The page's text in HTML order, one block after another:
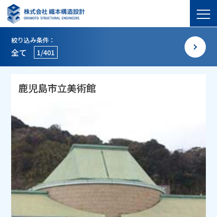
絞り込み条件：
全て 1/401
鹿児島市立美術館